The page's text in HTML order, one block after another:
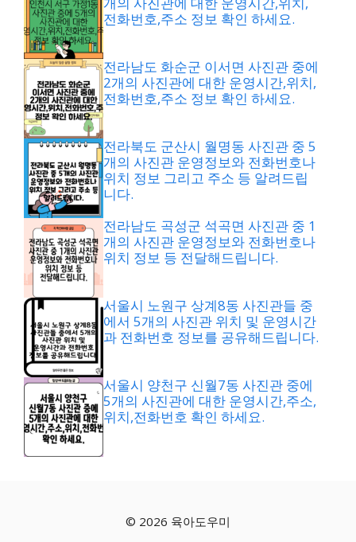
전화번호,주소 정보 확인 하세요.
전라남도 화순군 이서면 사진관 중에
2개의 사진관에 대한 운영시간,위치,
전화번호,주소 정보 확인 하세요.
전라북도 군산시 월명동 사진관 중 5
개의 사진관 운영정보와 전화번호나
위치 정보 그리고 주소 등 알려드립
니다.
전라남도 곡성군 석곡면 사진관 중 1
개의 사진관 운영정보와 전화번호나
위치 정보 등 전달해드립니다.
서울시 노원구 상계8동 사진관들 중
에서 5개의 사진관 위치 및 운영시간
과 전화번호 정보를 공유해드립니다.
서울시 양천구 신월7동 사진관 중에
5개의 사진관에 대한 운영시간,주소,
위치,전화번호 확인 하세요.
© 2026 육아도우미